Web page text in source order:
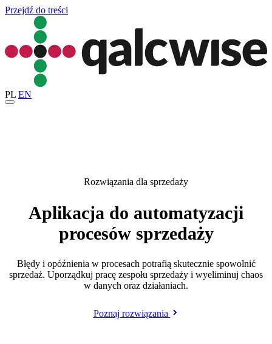
Przejdź do treści
PL EN
Rozwiązania dla sprzedaży
Aplikacja do automatyzacji
procesów sprzedaży
Błędy i opóźnienia w procesach potrafią skutecznie spowolnić
sprzedaż. Uporządkuj pracę zespołu sprzedaży i wyeliminuj chaos
w danych oraz działaniach.
Poznaj rozwiązania